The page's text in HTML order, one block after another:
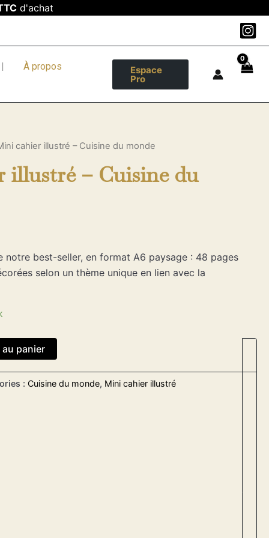
d'achat
| À propos Espace
Pro
cahier illustré – Cuisine du monde
illustré – Cuisine du
notre best-seller, en format A6 paysage : 48 pages
selon un thème unique en lien avec la
panier
:Cuisine du monde, Mini cahier illustré